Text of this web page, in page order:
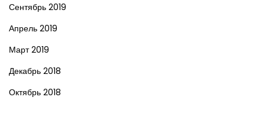
Сентябрь 2019
Апрель 2019
Март 2019
Декабрь 2018
Октябрь 2018